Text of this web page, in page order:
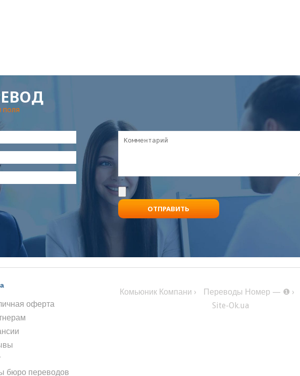
поля
оферта
бюро переводов
Комьюник Компани › Переводы Номер — ❶ ›
Site-Ok.ua